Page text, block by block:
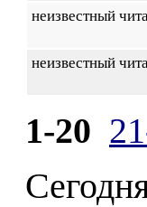
неизвестный
неизвестный
1-20